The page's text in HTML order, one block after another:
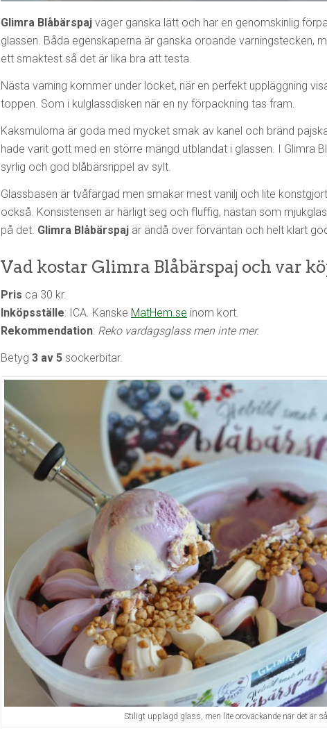
Glimra Blåbärspaj väger ganska lätt och har en genomskinlig
glassen. Båda egenskaperna är ganska oroande varningstecken,
ett smaktest så det är lika bra att testa.
Nästa varning kommer under locket, när en perfekt uppläggning
toppen. Som i kulglassdisken när en ny förpackning tas fram.
Kaksmulorna är goda med mycket smak av kanel och bränd
hade varit gott med en större mängd utblandat i glassen. I Glimra
syrlig och god blåbärsrippel av sylt.
Glassbasen är tvåfärgad men smakar mest vanilj och lite
också. Konsistensen är härligt seg och fluffig, nästan som
på det. Glimra Blåbärspaj är ändå över förväntan och helt klart
Vad kostar Glimra Blåbärspaj och var
Pris ca 30 kr.
Inköpsställe: ICA. Kanske MatHem.se inom kort.
Rekommendation: Reko vardagsglass men inte mer.
Betyg 3 av 5 sockerbitar.
Stiligt upplagd glass, men lite oroväckande när det är